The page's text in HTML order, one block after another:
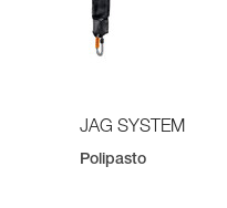
JAG SYSTEM
Polipasto